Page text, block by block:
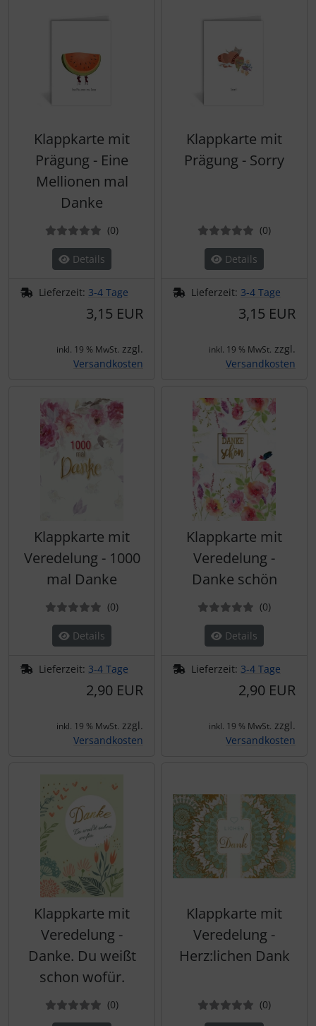
Klappkarte mit
Prägung - Eine
Mellionen mal
Danke
(0Bewertungen
)
Details
Lieferzeit: 3-4 Tage
3,15 EUR
inkl. 19 % MwSt. zzgl.
Versandkosten
Klappkarte mit
Prägung - Sorry
(0)
Details
Lieferzeit: 3-4 Tage
3,15 EUR
inkl. 19 % MwSt. zzgl.
Versandkosten
Klappkarte mit
Veredelung - 1000
mal Danke
(0Bewertungen
)
Details
Lieferzeit: 3-4 Tage
2,90 EUR
inkl. 19 % MwSt. zzgl.
Versandkosten
Klappkarte mit
Veredelung -
Danke schön
(0)
Details
Lieferzeit: 3-4 Tage
2,90 EUR
inkl. 19 % MwSt. zzgl.
Versandkosten
Klappkarte mit
Veredelung -
Danke. Du weißt
schon wofür.
(0Bewertungen
)
Klappkarte mit
Veredelung -
Herz:lichen Dank
(0)